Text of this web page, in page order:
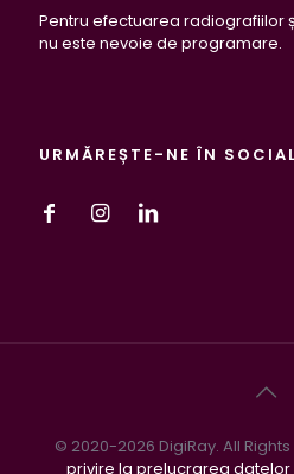
Pentru efectuarea radiografiilor
nu este nevoie de programare.
URMĂREȘTE-NE ÎN
© 2020-2026 DigiRay. All
privire la prelucrarea